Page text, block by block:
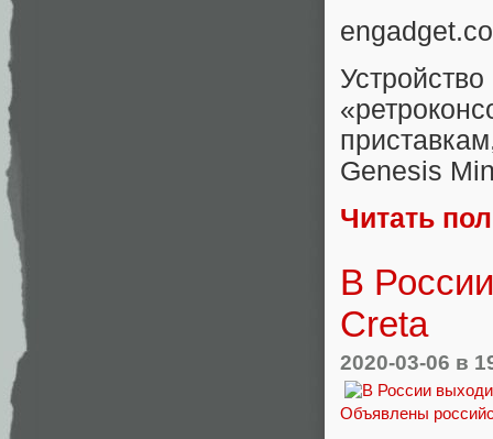
Genesis
Читать
В
Creta
2020-03-06 в
Объявлены